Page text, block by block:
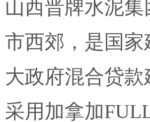
山西晋牌水泥
市西郊，是国
大政府混合贷
采用加拿加